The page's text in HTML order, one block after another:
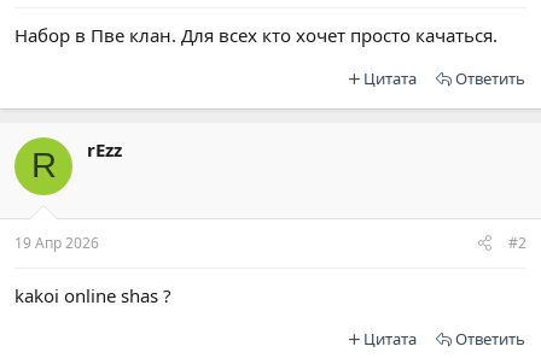
а
Набор в Пве клан. Для всех кто хочет просто качаться.
Цитата Ответить
R rEzz
19 Апр 2026 #2
kakoi online shas ?
Цитата Ответить